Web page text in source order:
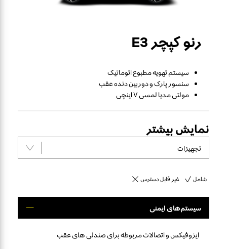
رنو کپچر E3
سیستم تهویه مطبوع اتوماتیک
سنسور پارک و دوربین دنده عقب
مولتی مدیا لمسی ۷ اینچی
نمایش بیشتر
شامل غیر قابل دسترس
سیستم‌های ایمنی
ایزوفیکس و اتصالات مربوطه برای صندلی های عقب